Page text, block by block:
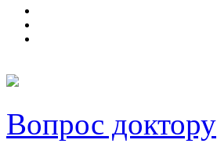
Вопрос доктору